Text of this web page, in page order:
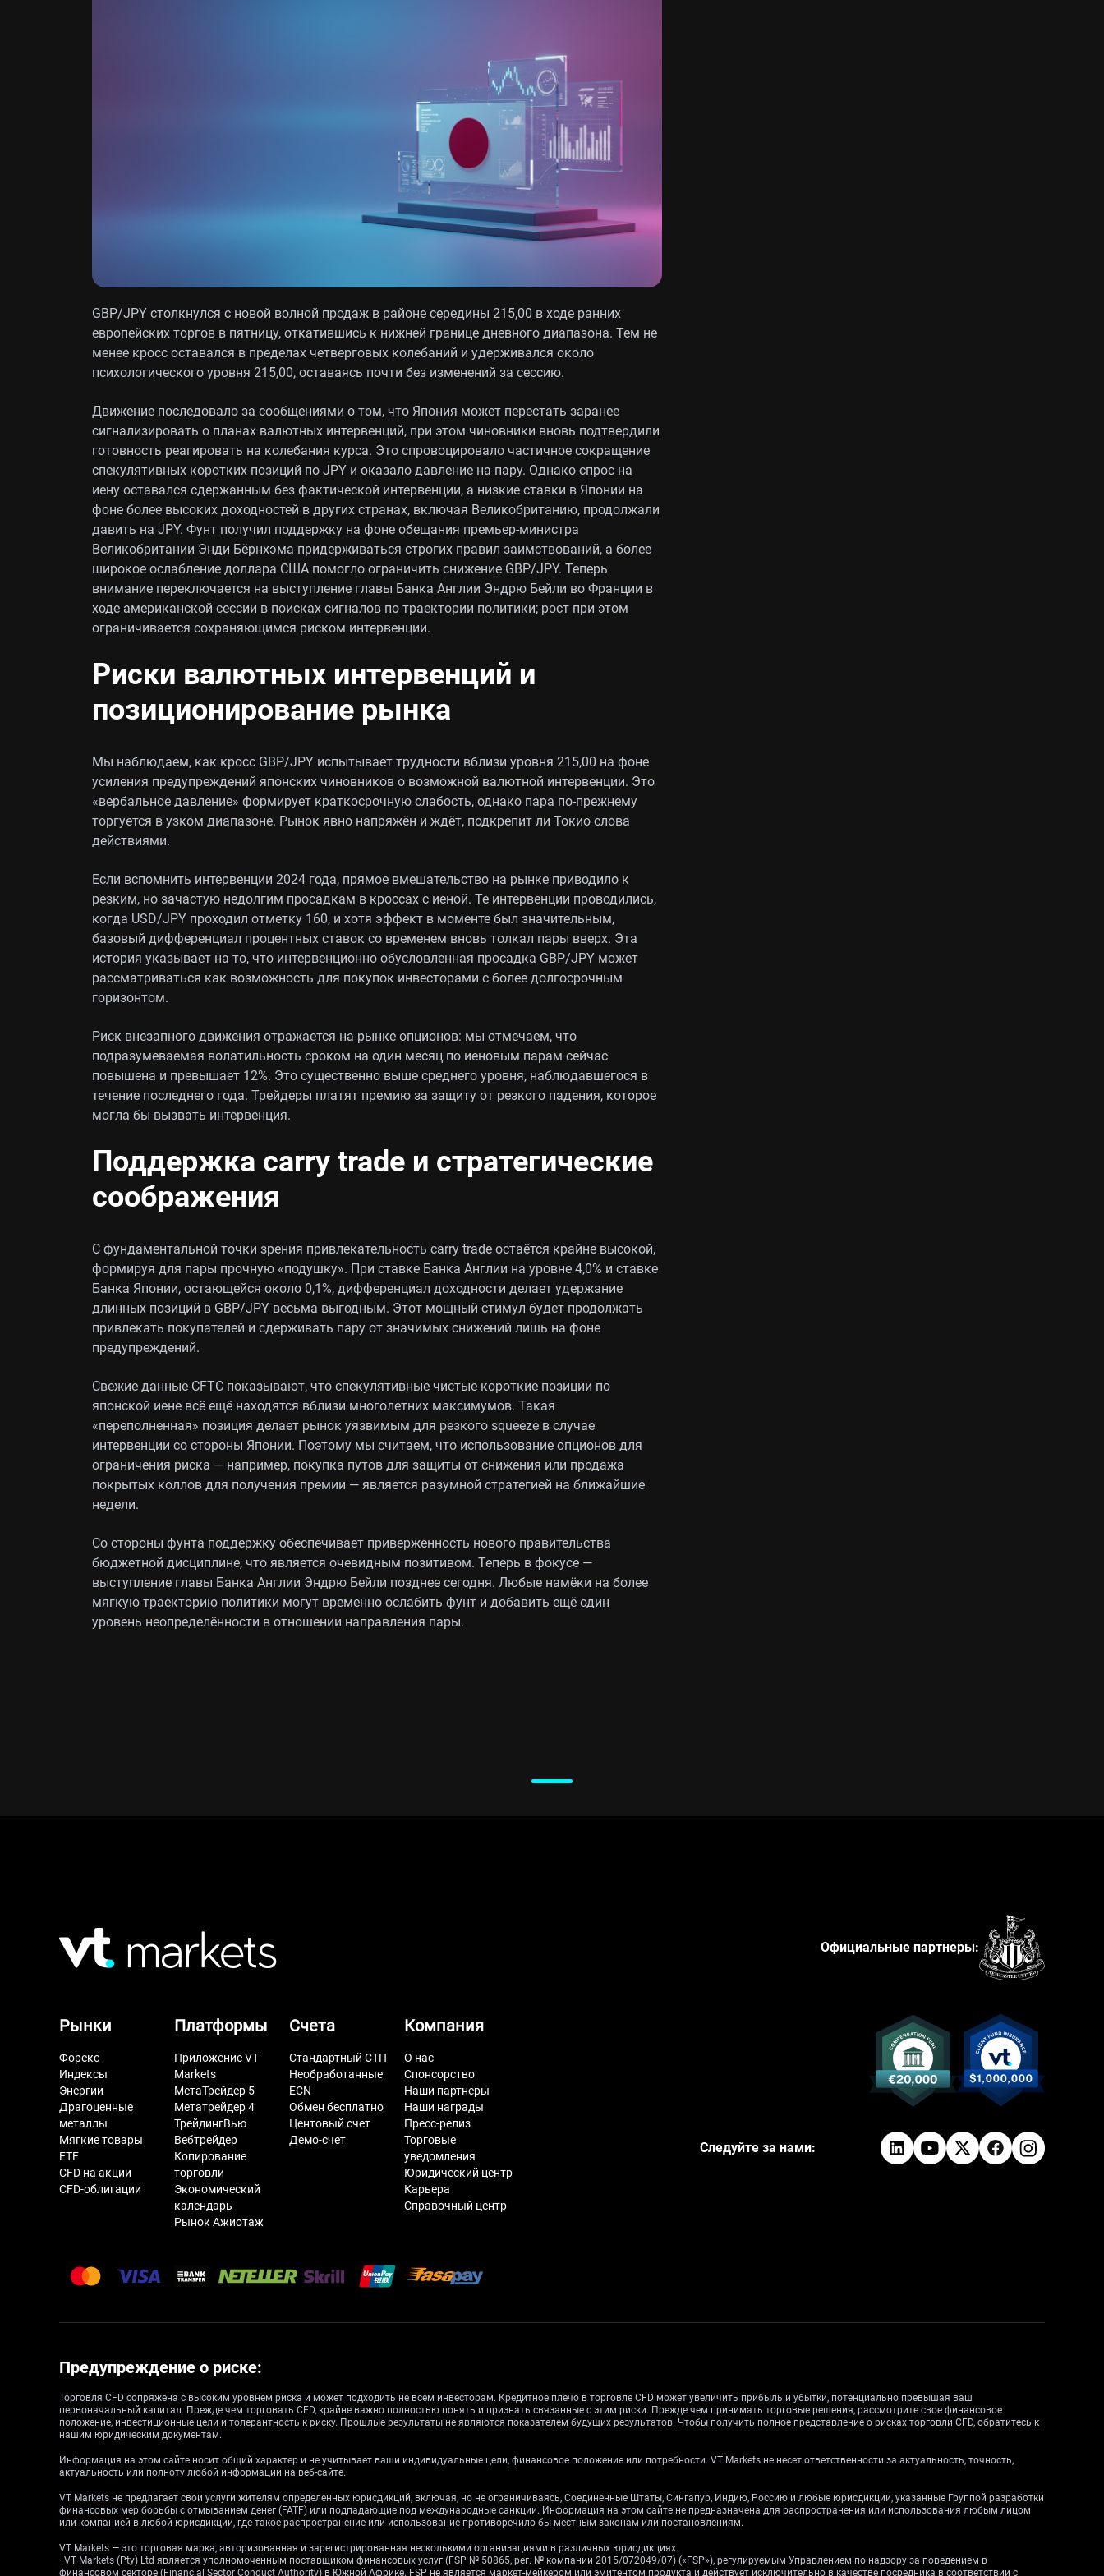
GBP/JPY столкнулся с новой волной продаж в районе середины 215,00 в ходе ранних
европейских торгов в пятницу, откатившись к нижней границе дневного диапазона. Тем не
менее кросс оставался в пределах четверговых колебаний и удерживался около
психологического уровня 215,00, оставаясь почти без изменений за сессию.
Движение последовало за сообщениями о том, что Япония может перестать заранее
сигнализировать о планах валютных интервенций, при этом чиновники вновь подтвердили
готовность реагировать на колебания курса. Это спровоцировало частичное сокращение
спекулятивных коротких позиций по JPY и оказало давление на пару. Однако спрос на
иену оставался сдержанным без фактической интервенции, а низкие ставки в Японии на
фоне более высоких доходностей в других странах, включая Великобританию, продолжали
давить на JPY. Фунт получил поддержку на фоне обещания премьер-министра
Великобритании Энди Бёрнхэма придерживаться строгих правил заимствований, а более
широкое ослабление доллара США помогло ограничить снижение GBP/JPY. Теперь
внимание переключается на выступление главы Банка Англии Эндрю Бейли во Франции в
ходе американской сессии в поисках сигналов по траектории политики; рост при этом
ограничивается сохраняющимся риском интервенции.
Риски валютных интервенций и
позиционирование рынка
Мы наблюдаем, как кросс GBP/JPY испытывает трудности вблизи уровня 215,00 на фоне
усиления предупреждений японских чиновников о возможной валютной интервенции. Это
«вербальное давление» формирует краткосрочную слабость, однако пара по-прежнему
торгуется в узком диапазоне. Рынок явно напряжён и ждёт, подкрепит ли Токио слова
действиями.
Если вспомнить интервенции 2024 года, прямое вмешательство на рынке приводило к
резким, но зачастую недолгим просадкам в кроссах с иеной. Те интервенции проводились,
когда USD/JPY проходил отметку 160, и хотя эффект в моменте был значительным,
базовый дифференциал процентных ставок со временем вновь толкал пары вверх. Эта
история указывает на то, что интервенционно обусловленная просадка GBP/JPY может
рассматриваться как возможность для покупок инвесторами с более долгосрочным
горизонтом.
Риск внезапного движения отражается на рынке опционов: мы отмечаем, что
подразумеваемая волатильность сроком на один месяц по иеновым парам сейчас
повышена и превышает 12%. Это существенно выше среднего уровня, наблюдавшегося в
течение последнего года. Трейдеры платят премию за защиту от резкого падения, которое
могла бы вызвать интервенция.
Поддержка carry trade и стратегические
соображения
С фундаментальной точки зрения привлекательность carry trade остаётся крайне высокой,
формируя для пары прочную «подушку». При ставке Банка Англии на уровне 4,0% и ставке
Банка Японии, остающейся около 0,1%, дифференциал доходности делает удержание
длинных позиций в GBP/JPY весьма выгодным. Этот мощный стимул будет продолжать
привлекать покупателей и сдерживать пару от значимых снижений лишь на фоне
предупреждений.
Свежие данные CFTC показывают, что спекулятивные чистые короткие позиции по
японской иене всё ещё находятся вблизи многолетних максимумов. Такая
«переполненная» позиция делает рынок уязвимым для резкого squeeze в случае
интервенции со стороны Японии. Поэтому мы считаем, что использование опционов для
ограничения риска — например, покупка путов для защиты от снижения или продажа
покрытых коллов для получения премии — является разумной стратегией на ближайшие
недели.
Со стороны фунта поддержку обеспечивает приверженность нового правительства
бюджетной дисциплине, что является очевидным позитивом. Теперь в фокусе —
выступление главы Банка Англии Эндрю Бейли позднее сегодня. Любые намёки на более
мягкую траекторию политики могут временно ослабить фунт и добавить ещё один
уровень неопределённости в отношении направления пары.
Официальные партнеры:
Рынки
Форекс
Индексы
Энергии
Драгоценные
металлы
Мягкие товары
ETF
CFD на акции
CFD-облигации
Платформы
Приложение VT
Markets
МетаТрейдер 5
Метатрейдер 4
ТрейдингВью
Вебтрейдер
Копирование
торговли
Экономический
календарь
Рынок Ажиотаж
Счета
Стандартный СТП
Необработанные
ECN
Обмен бесплатно
Центовый счет
Демо-счет
Компания
О нас
Спонсорство
Наши партнеры
Наши награды
Пресс-релиз
Торговые
уведомления
Юридический центр
Карьера
Справочный центр
Следуйте за нами:
Предупреждение о риске:
Торговля CFD сопряжена с высоким уровнем риска и может подходить не всем инвесторам. Кредитное плечо в торговле CFD может увеличить прибыль и убытки, потенциально превышая ваш
первоначальный капитал. Прежде чем торговать CFD, крайне важно полностью понять и признать связанные с этим риски. Прежде чем принимать торговые решения, рассмотрите свое финансовое
положение, инвестиционные цели и толерантность к риску. Прошлые результаты не являются показателем будущих результатов. Чтобы получить полное представление о рисках торговли CFD, обратитесь к
нашим юридическим документам.
Информация на этом сайте носит общий характер и не учитывает ваши индивидуальные цели, финансовое положение или потребности. VT Markets не несет ответственности за актуальность, точность,
актуальность или полноту любой информации на веб-сайте.
VT Markets не предлагает свои услуги жителям определенных юрисдикций, включая, но не ограничиваясь, Соединенные Штаты, Сингапур, Индию, Россию и любые юрисдикции, указанные Группой разработки
финансовых мер борьбы с отмыванием денег (FATF) или подпадающие под международные санкции. Информация на этом сайте не предназначена для распространения или использования любым лицом
или компанией в любой юрисдикции, где такое распространение или использование противоречило бы местным законам или постановлениям.
VT Markets — это торговая марка, авторизованная и зарегистрированная несколькими организациями в различных юрисдикциях.
· VT Markets (Pty) Ltd является уполномоченным поставщиком финансовых услуг (FSP № 50865, рег. № компании 2015/072049/07) («FSP»), регулируемым Управлением по надзору за поведением в
финансовом секторе (Financial Sector Conduct Authority) в Южной Африке. FSP не является маркет-мейкером или эмитентом продукта и действует исключительно в качестве посредника в соответствии с